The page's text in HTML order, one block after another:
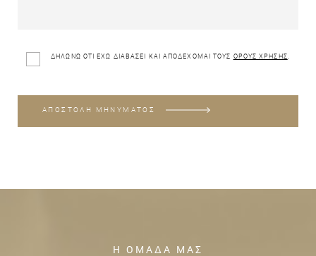
ΔΗΛΩΝΩ ΟΤΙ ΕΧΩ ΔΙΑΒΑΣΕΙ ΚΑΙ ΑΠΟΔΕΧΟΜΑΙ ΤΟΥΣ ΟΡΟΥΣ ΧΡΗΣΗΣ
ΑΠΟΣΤΟΛΗ ΜΗΝΥΜΑΤΟΣ
Η ΟΜΑΔΑ ΜΑΣ